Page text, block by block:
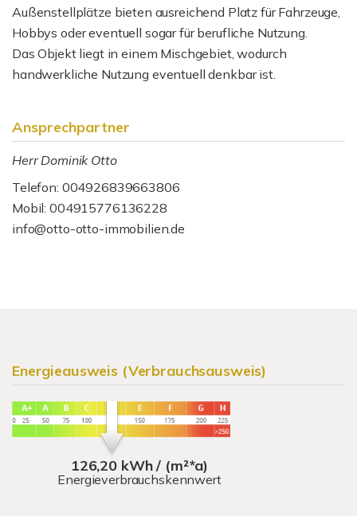
Außenstellplätze bieten ausreichend Platz für Fahrzeuge,
Hobbys oder eventuell sogar für berufliche Nutzung.
Das Objekt liegt in einem Mischgebiet, wodurch
handwerkliche Nutzung eventuell denkbar ist.
Ansprechpartner
Herr Dominik Otto
Telefon: 004926839663806
Mobil: 004915776136228
info@otto-otto-immobilien.de
Energieausweis (Verbrauchsausweis)
126,20 kWh / (m²*a)
Energieverbrauchskennwert